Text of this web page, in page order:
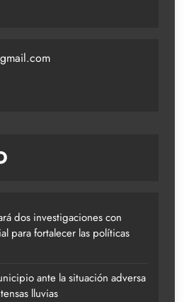
dos investigaciones con
para fortalecer las políticas
ante la situación adversa
lluvias